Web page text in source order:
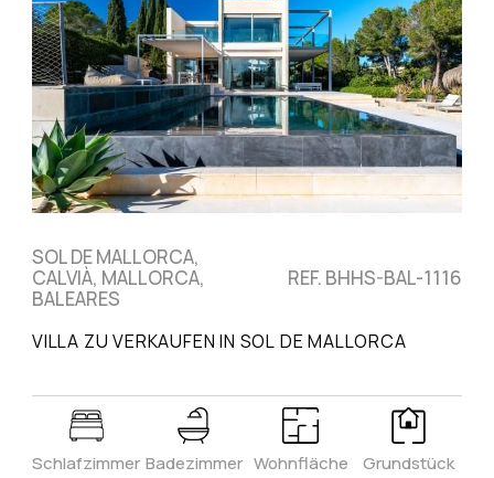
SOL DE MALLORCA,
CALVIÀ, MALLORCA,
BALEARES
REF. BHHS-BAL-1116
VILLA ZU VERKAUFEN IN SOL DE MALLORCA
Schlafzimmer Badezimmer Wohnfläche Grundstück